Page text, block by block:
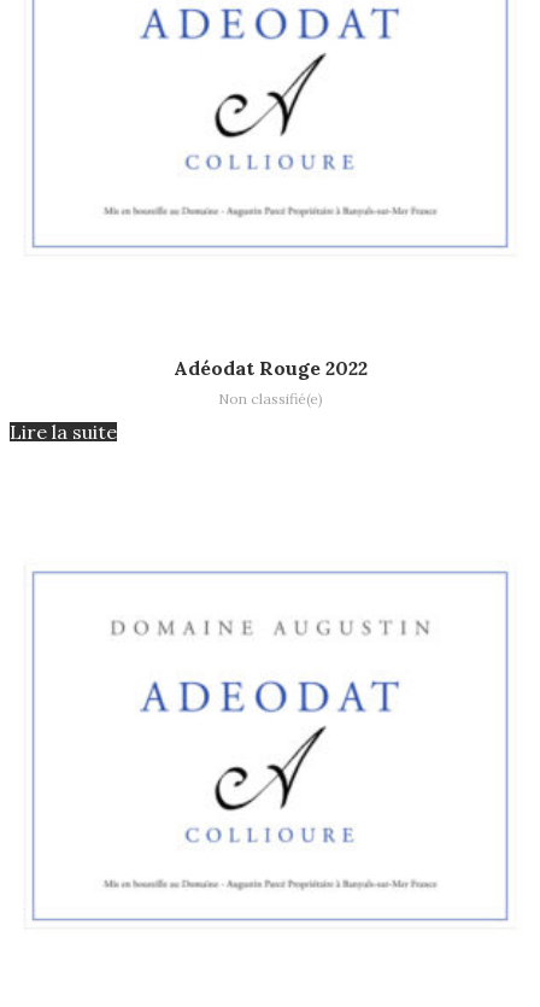
Adéodat Rouge 2022
Non classifié(e)
Lire la suite